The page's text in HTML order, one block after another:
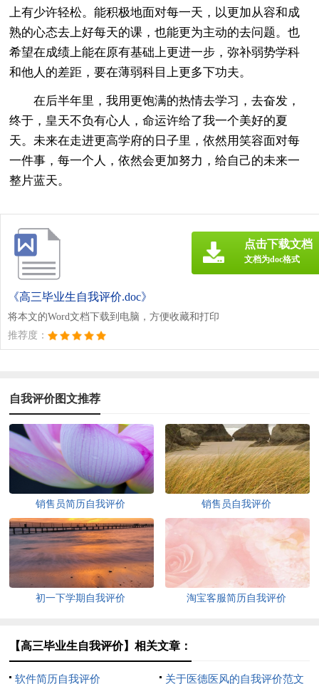
上有少许轻松。能积极地面对每一天，以更加从容和成
熟的心态去上好每天的课，也能更为主动的去问题。也
希望在成绩上能在原有基础上更进一步，弥补弱势学科
和他人的差距，要在薄弱科目上更多下功夫。
在后半年里，我用更饱满的热情去学习，去奋发，
终于，皇天不负有心人，命运许给了我一个美好的夏
天。未来在走进更高学府的日子里，依然用笑容面对每
一件事，每一个人，依然会更加努力，给自己的未来一
整片蓝天。
《高三毕业生自我评价.doc》
将本文的Word文档下载到电脑，方便收藏和打印
推荐度：
点击下载文档
文档为doc格式
自我评价图文推荐
销售员简历自我评价 销售员自我评价
初一下学期自我评价 淘宝客服简历自我评价
【高三毕业生自我评价】相关文章：
软件简历自我评价 关于医德医风的自我评价范文